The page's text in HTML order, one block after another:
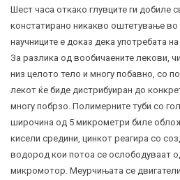
Шест часа откако глувците ги добиле
констатирано никакво оштетување
научниците е доказ дека употребата
За разлика од вообичаените лекови,
низ целото тело и многу побавно, со
лекот ќе биде дистрибуиран до
многу побрзо. Полимерните туби со
широчина од 5 микрометри биле
кисели средини, цинкот реагира со
водород кои потоа се ослободуваат
микромотор. Меурчињата се